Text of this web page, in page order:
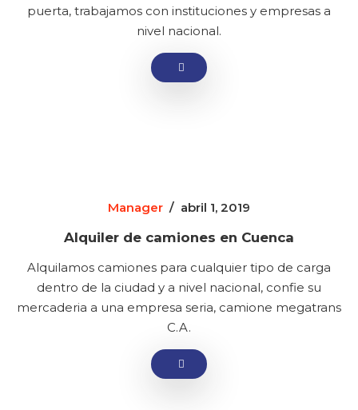
puerta, trabajamos con instituciones y empresas a
nivel nacional.
Manager / abril 1, 2019
Alquiler de camiones en Cuenca
Alquilamos camiones para cualquier tipo de carga
dentro de la ciudad y a nivel nacional, confie su
mercaderia a una empresa seria, camione megatrans
C.A.